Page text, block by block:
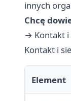
innych
Chcę
→ Kontakt i
Kontakt i
Element